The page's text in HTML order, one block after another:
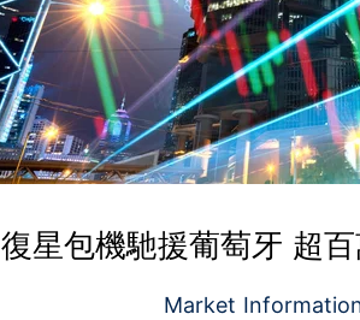
復星包機馳援葡萄牙 超
Market